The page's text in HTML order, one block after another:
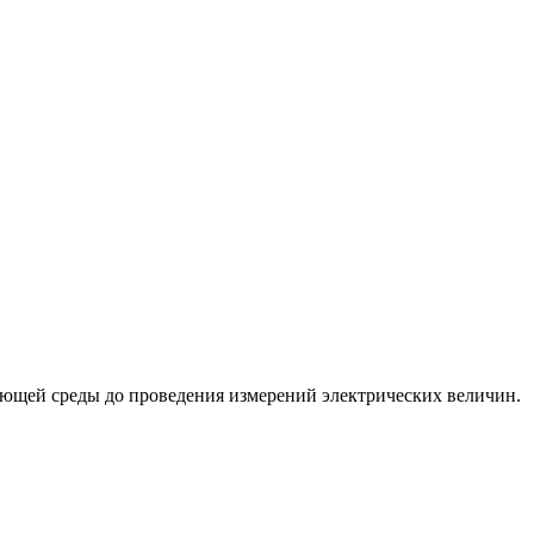
среды до проведения измерений электрических величин.